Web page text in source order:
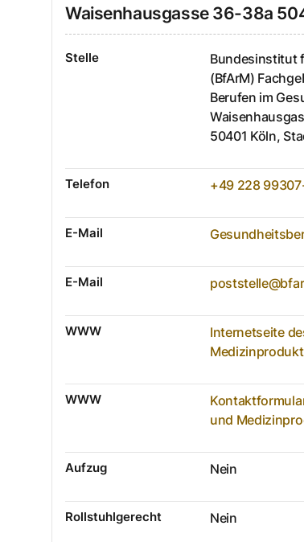
Waisenhausgasse 36-38a
Stelle
Bundesinstitut
(BfArM)
Berufen im
50401 Köln,
Telefon +49 228
E-Mail
E-Mail
WWW
Internetseite
WWW
und
Aufzug Nein
Rollstuhlgerecht Nein